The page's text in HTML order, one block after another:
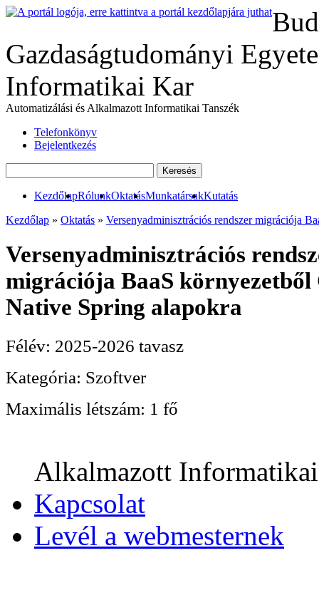
Gazdaságtudományi
Informatikai Kar
Automatizálási és Alkalmazott Informatikai Tanszék
Telefonkönyv
Bejelentkezés
KezdőlapRólunkOktatásMunkatársakKutatás
Kezdőlap » Oktatás » Versenyadminisztrációs rendszer migrációja
Versenyadminisztrációs
migrációja BaaS környezetből
Native Spring alapokra
Félév: 2025-2026 tavasz
Kategória: Szoftver
Maximális létszám: 1 fő
Alkalmazott Informatikai
Kapcsolat
Levél a webmesternek